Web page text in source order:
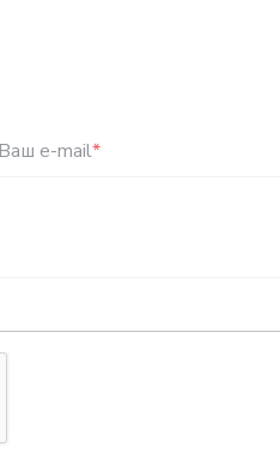
Ваш e-mail*